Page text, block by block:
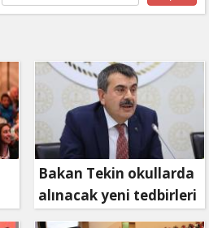
Bakan Tekin okullarda
alınacak yeni tedbirleri
açıkladı